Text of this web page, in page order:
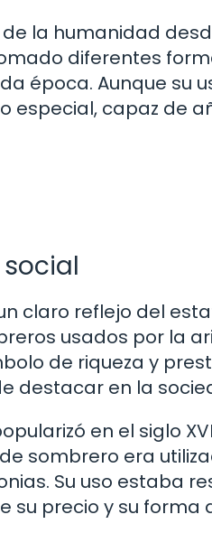
la humanidad
diferentes
época. Aunque su
especial, capaz de
claro reflejo del
usados por la
de riqueza y
destacar en la
en el siglo
sombrero era
Su uso estaba
su precio y su forma